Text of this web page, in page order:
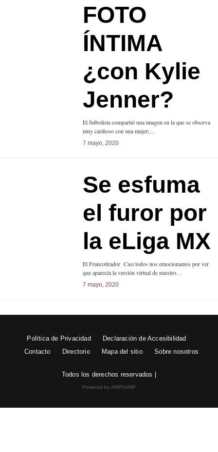
FOTO
ÍNTIMA
¿con Kylie
Jenner?
El futbolista compartió una imagen en la que se observa
muy cariñoso con una mujer;…
7 mayo, 2020
Se esfuma
el furor por
la eLiga MX
El Francotirador Casi todos nos emocionamos por ver
que aparecía la versión virtual de nuestro…
7 mayo, 2020
Política de Privacidad
Declaración de Accesibilidad
Contacto
Directorio Mapa del sitio Sobre nosotros
Todos los derechos reservados |
Powered by AMPforWP